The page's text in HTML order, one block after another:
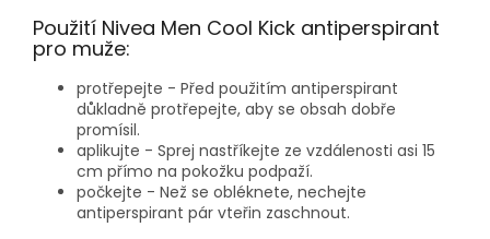
Použití Nivea Men Cool Kick antiperspirant
pro muže:
protřepejte - Před použitím antiperspirant
důkladně protřepejte, aby se obsah dobře
promísil.
aplikujte - Sprej nastříkejte ze vzdálenosti asi 15
cm přímo na pokožku podpaží.
počkejte - Než se obléknete, nechejte
antiperspirant pár vteřin zaschnout.